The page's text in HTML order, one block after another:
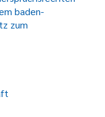
baden-
zum